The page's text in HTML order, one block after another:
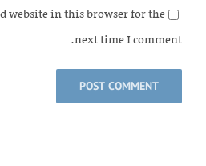
website in this browser for the
next time I comment.